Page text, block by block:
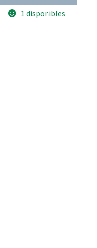
era:
$ 192.390.
es:
1 disponibles